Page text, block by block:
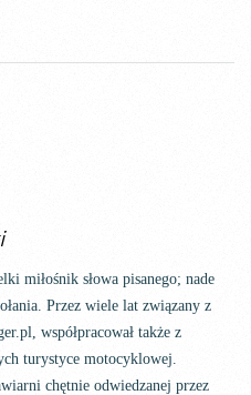
miłośnik słowa pisanego; nade
Przez wiele lat związany z
współpracował także z
turystyce motocyklowej.
chętnie odwiedzanej przez